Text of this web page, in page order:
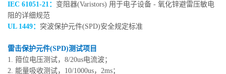
IEC 61051-21： 变阻器(Varistors) 用于电子设备 - 氧化锌避雷压敏电
阻的详细规范
UL 1449： 突波保护元件(SPD)安全规定标准
雷击保护元件(SPD)测试项目
1. 箝位电压测试，8/20us电流波；
2. 能量吸收测试，10/1000us，2ms；